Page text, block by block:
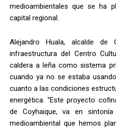
medioambientales que se ha
capital regional.
Alejandro Huala, alcalde de
infraestructura del Centro
caldera a leña como sistema
cuando ya no se estaba
cuanto a las condiciones
energética. “Este proyecto
de Coyhaique, va en
medioambiental que hemos